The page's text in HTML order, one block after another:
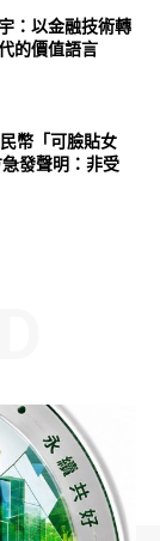
：以金融技術轉
的價值語言
幣「可臉貼女
發聲明：非受